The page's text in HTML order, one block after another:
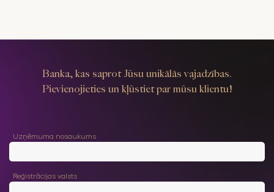
Banka, kas saprot Jūsu unikālās vajadzības.
Pievienojieties un kļūstiet par mūsu klientu!
Uzņēmuma nosaukums
Reģistrācijas valsts